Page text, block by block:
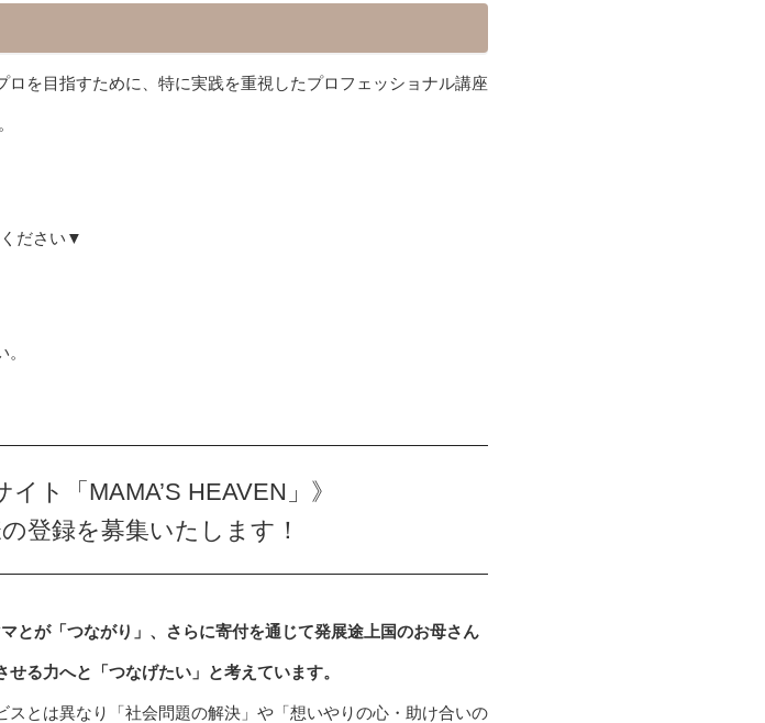
を目指すために、特に実践を重視したプロフェッショナル講座
ださい▼
ト「MAMA’S HEAVEN」》
登録を募集いたします！
とが「つながり」、さらに寄付を通じて発展途上国のお母さん
る力へと「つなげたい」と考えています。
とは異なり「社会問題の解決」や「想いやりの心・助け合いの